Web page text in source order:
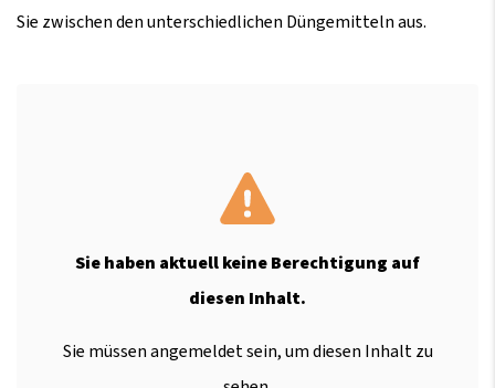
Sie zwischen den unterschiedlichen Düngemitteln aus.
Sie haben aktuell keine Berechtigung auf
diesen Inhalt.
Sie müssen angemeldet sein, um diesen Inhalt zu